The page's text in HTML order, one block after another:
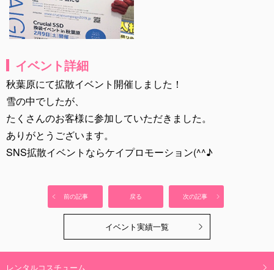
イベント詳細
秋葉原にて拡散イベント開催しました！
雪の中でしたが、
たくさんのお客様に参加していただきました。
ありがとうございます。
SNS拡散イベントならケイプロモーション(^^♪
前の記事 戻る 次の記事
イベント実績一覧
レンタルコスチューム